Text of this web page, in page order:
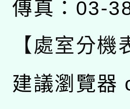
傳真：03-
【處室分機
建議瀏覽器